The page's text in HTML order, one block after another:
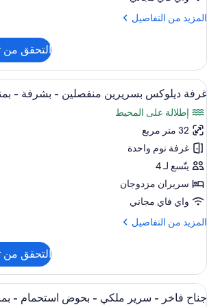
ملكي
-
بمنظر
للمحيط
المزيد من التفاصيل
المزيد
غرفة
ديلوكس
مزدوجة
سرير
ملكي
بشرفة
بمنظر
للمحيط
التحقق من
استعراض
جميع
صور
غرفة
ديلوكس
بسريرين
منفصلين
-
بشرفة
-
أغطية فراش
5
غرفة ديلوكس بسريرين منفصلين - بشرفة -
إطلالة على المحيط
32 متر مربع
غرفة نوم واحدة
يتّسع لـ 4
سريران مزدوجان
واي فاي مجاني
المزيد من التفاصيل
المزيد
غرفة
ديلوكس
بسريرين
التحقق من
استعراض
أغطية فراش
6
جناح فاخر - سرير ملكي - بحوض استحمام -